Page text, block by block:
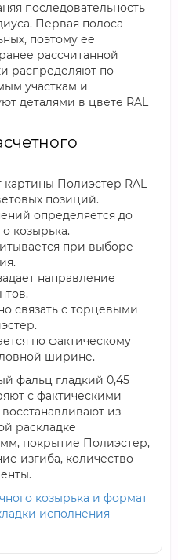
последовательность
Первая полоса
поэтому ее
рассчитанной
распределяют по
участкам и
деталями в цвете RAL
картины Полиэстер RAL
позиций.
определяется до
козырька.
при выборе
направление
связать с торцевыми
по фактическому
ширине.
фальц гладкий 0,45
с фактическими
из
раскладке
покрытие Полиэстер,
изгиба, количество
козырька и формат
исполнения